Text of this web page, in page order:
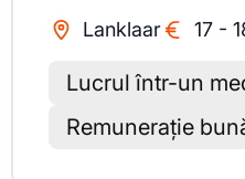
Lanklaar 17 -
Lucrul într-un
Remunerație